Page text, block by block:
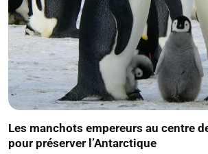
Les manchots empereurs au centre
pour préserver l’Antarctique